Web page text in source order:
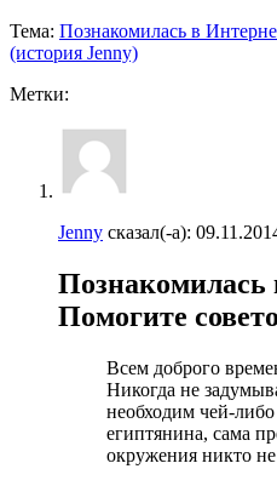
Тема: Познакомилась в
(история Jenny)
Метки:
Jenny сказал(-а):
Познакомилась
Помогите
Всем доброго
Никогда не
необходим чей-
египтянина, сама
окружения никто